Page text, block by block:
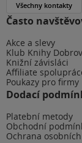
Často
Akce a slevy
Klub Knihy
Knižní závisláci
Affiliate
Poukazy pro firmy
Dodací
Platební metody
Obchodní
Ochrana
Všechny kontakty